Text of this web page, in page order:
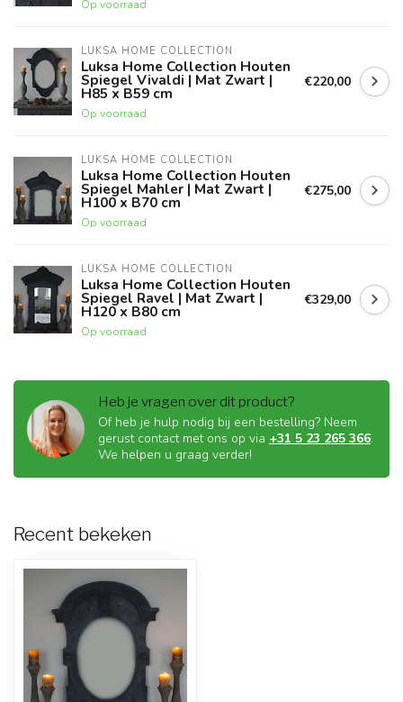
Op voorraad
LUKSA HOME COLLECTION
Luksa Home Collection Houten
Spiegel Vivaldi | Mat Zwart |
H85 x B59 cm
Op voorraad
€220,00
LUKSA HOME COLLECTION
Luksa Home Collection Houten
Spiegel Mahler | Mat Zwart |
H100 x B70 cm
Op voorraad
€275,00
LUKSA HOME COLLECTION
Luksa Home Collection Houten
Spiegel Ravel | Mat Zwart |
H120 x B80 cm
Op voorraad
€329,00
Heb je vragen over dit product?
Of heb je hulp nodig bij een bestelling? Neem
gerust contact met ons op via +31 5 23 265 366.
We helpen u graag verder!
Recent bekeken